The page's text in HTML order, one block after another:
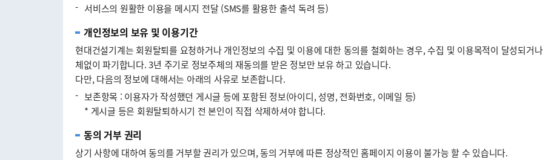
- 서비스의 원활한 이용을 메시지 전달 (SMS를 활용한 출석 독려 등)
개인정보의 보유 및 이용기간
현대건설기계는 회원탈퇴를 요청하거나 개인정보의 수집 및 이용에 대한 동의를 철회하는 경우, 수집 및 이용목적이 달성되거
체없이 파기합니다. 3년 주기로 정보주체의 재동의를 받은 정보만 보유 하고 있습니다.
다만, 다음의 정보에 대해서는 아래의 사유로 보존합니다.
- 보존항목 : 이용자가 작성했던 게시글 등에 포함된 정보(아이디, 성명, 전화번호, 이메일 등)
* 게시글 등은 회원탈퇴하시기 전 본인이 직접 삭제하셔야 합니다.
동의 거부 권리
상기 사항에 대하여 동의를 거부할 권리가 있으며, 동의 거부에 따른 정상적인 홈페이지 이용이 불가능 할 수 있습니다.